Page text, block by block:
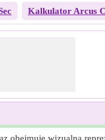
Kalkulator Arcus